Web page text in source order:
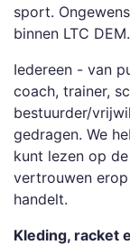
sport.
binnen LTC DEM.
Iedereen - van
coach, trainer,
bestuurder/
gedragen. We
kunt lezen op
vertrouwen
handelt.
Kleding, racket